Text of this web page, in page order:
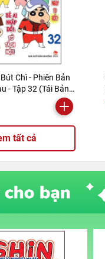
Chì - Phiên Bản
- Tập 32 (Tái Bản
tất cả